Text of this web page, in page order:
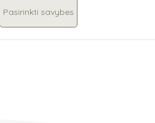
Pasirinkti savybes